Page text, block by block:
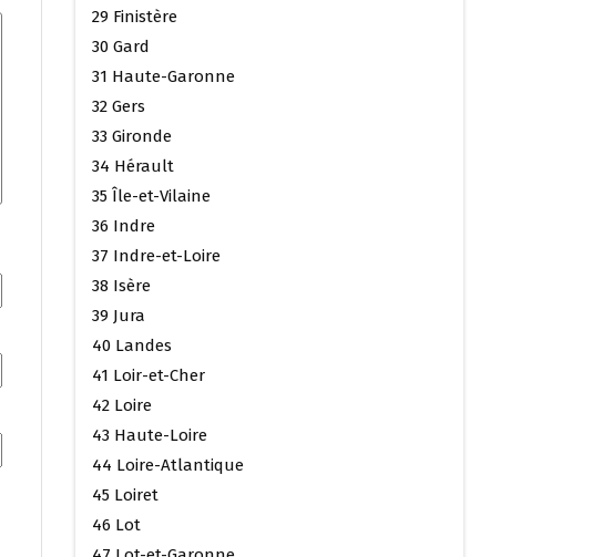
29 Finistère
30 Gard
31 Haute-Garonne
32 Gers
33 Gironde
34 Hérault
35 Île-et-Vilaine
36 Indre
37 Indre-et-Loire
38 Isère
39 Jura
40 Landes
41 Loir-et-Cher
42 Loire
43 Haute-Loire
44 Loire-Atlantique
45 Loiret
46 Lot